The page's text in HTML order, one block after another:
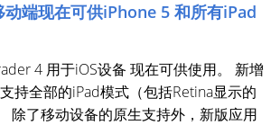
端现在可供iPhone 5 和所有iPad
4 用于iOS设备 现在可供使用。 新增
持全部的iPad模式（包括Retina显示的
除了移动设备的原生支持外，新版应用